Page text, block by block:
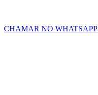
CHAMAR NO WHATSAPP